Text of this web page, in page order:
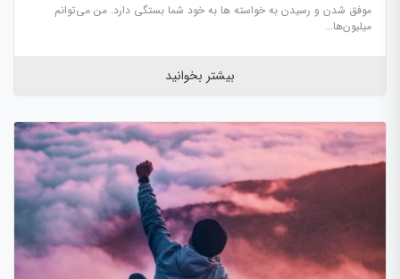
موفق شدن و رسیدن به خواسته‌ ها به خود شما بستگی دارد. من می­‌توانم
میلیون­‌ها...
بیشتر بخوانید